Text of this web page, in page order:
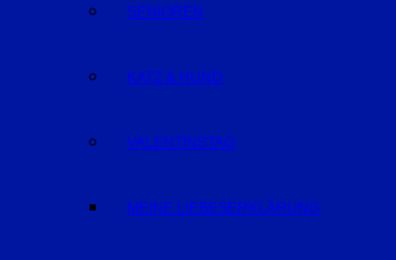
SENIOREN
KATZ & HUND
VALENTINSTAG
MEINE LIEBESERKLÄRUNG